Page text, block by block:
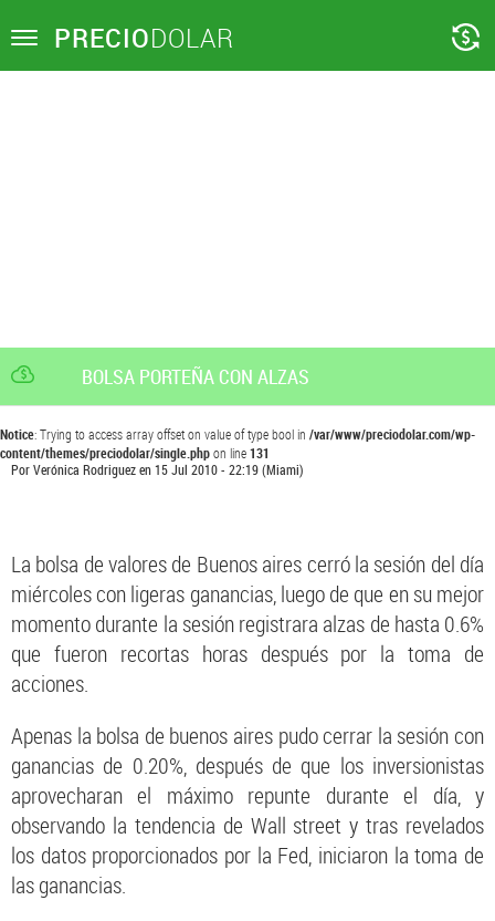
Toggle PRECIODOLAR
BOLSA PORTEÑA CON ALZAS
Notice: Trying to access array offset on value of type bool in /var/www/preciodolar.com/wp-
content/themes/preciodolar/single.phpon line131
PorVerónica Rodriguezen15 Jul 2010 - 22:19(Miami)
La bolsa de valores de Buenos aires cerró la sesión del día
miércoles con ligeras ganancias, luego de que en su mejor
momento durante la sesión registrara alzas de hasta 0.6%
que fueron recortas horas después por la toma de
acciones.
Apenas la bolsa de buenos aires pudo cerrar la sesión con
ganancias de 0.20%, después de que los inversionistas
aprovecharan el máximo repunte durante el día, y
observando la tendencia de Wall street y tras revelados
los datos proporcionados por la Fed, iniciaron la toma de
las ganancias.